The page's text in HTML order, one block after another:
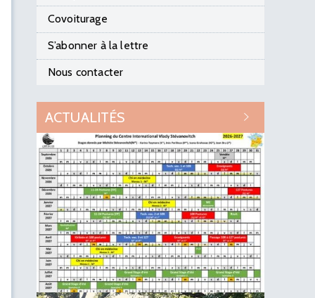
Covoiturage
S’abonner à la lettre
Nous contacter
ACTUALITÉS